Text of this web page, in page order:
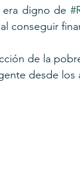
digno de
conseguir
de la
desde los